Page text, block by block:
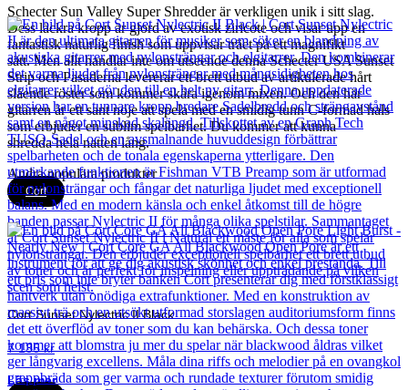
Schecter Sun Valley Super Shredder är verkligen unik i sitt slag.
Dess läckra kropp är gjord av exotisk ziricote och visar upp en
fantastisk naturlig finish som uppvisar träet på ett magnifikt
sätt. Men allt handlar inte om utseende denna Schecter USA Sunset
Strip och Pasaderna levererar ett brett utbud av artikulerade hårt
slående röster som kommer skära igenom mixen. Och den här
gitarren är ett sant nöje att spela med en smidig tunn C-formad hals
som erbjuder en sublim spelbarhet. Du kommer att kunna
shredda hela natten lång.
Andra populära produkter
Cort
Cort Sunset Nylectric II Black
7 135kr
Läs mer